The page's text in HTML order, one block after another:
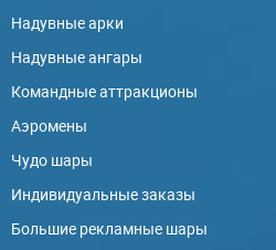
Надувные арки
Надувные ангары
Командные аттракционы
Аэромены
Чудо шары
Индивидуальные заказы
Большие рекламные шары